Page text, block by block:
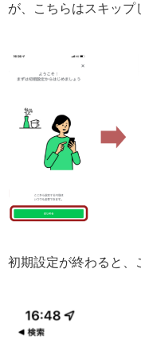
が、こちらはスキップ
初期設定が終わると、